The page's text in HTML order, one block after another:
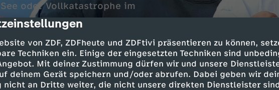
von ZDF, ZDFheute und ZDFtivi präsentieren zu können,
Techniken ein. Einige der eingesetzten Techniken sind
Mit deiner Zustimmung dürfen wir und unsere
deinem Gerät speichern und/oder abrufen. Dabei geben wir
nicht an Dritte weiter, die nicht unsere direkten Dienstleister
oder Vollkatastrophe im